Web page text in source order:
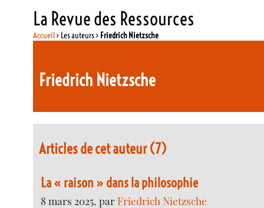
La Revue des Ressources
Accueil> Les auteurs > Friedrich Nietzsche
Friedrich Nietzsche
Articles de cet auteur (7)
La « raison » dans la philosophie
8 mars 2025, parFriedrich Nietzsche